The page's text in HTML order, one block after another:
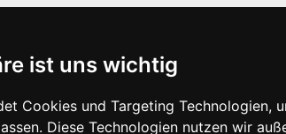
ist uns wichtig
Cookies und Targeting Technologien,
Diese Technologien nutzen wir